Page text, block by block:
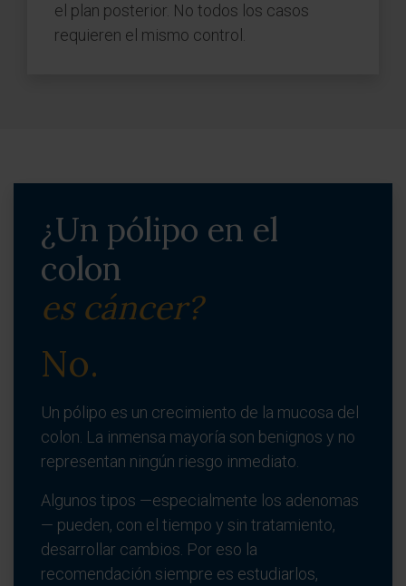
el plan posterior. No todos los casos
requieren el mismo control.
¿Un pólipo en el
colon
es cáncer?
No.
Un pólipo es un crecimiento de la mucosa del
colon. La inmensa mayoría son benignos y no
representan ningún riesgo inmediato.
Algunos tipos —especialmente los adenomas
— pueden, con el tiempo y sin tratamiento,
desarrollar cambios. Por eso la
recomendación siempre es estudiarlos,